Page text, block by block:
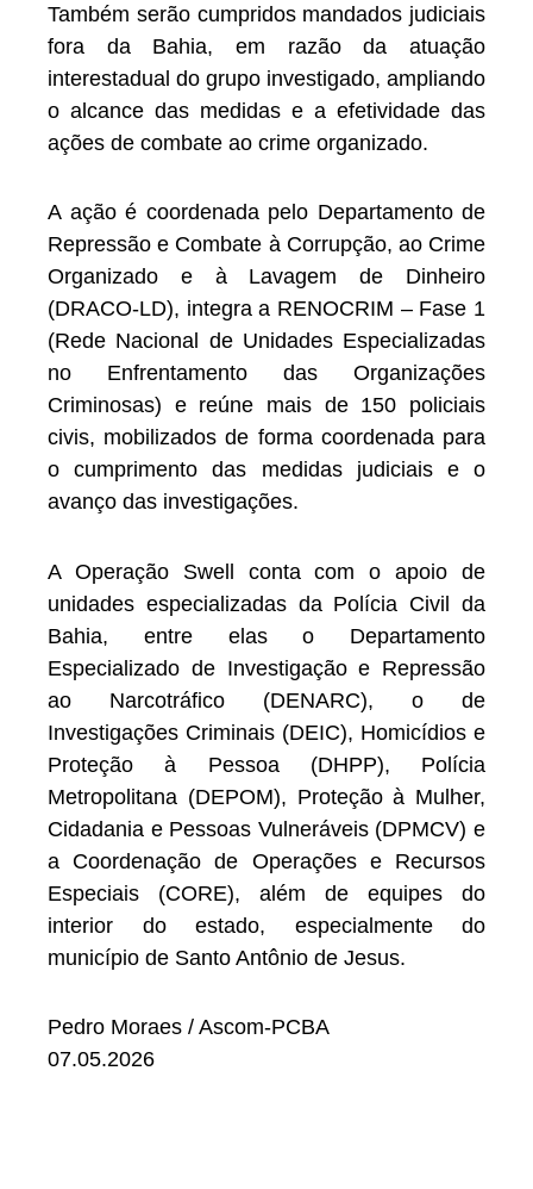
Também serão cumpridos mandados judiciais
fora da Bahia, em razão da atuação
interestadual do grupo investigado, ampliando
o alcance das medidas e a efetividade das
ações de combate ao crime organizado.
A ação é coordenada pelo Departamento de
Repressão e Combate à Corrupção, ao Crime
Organizado e à Lavagem de Dinheiro
(DRACO-LD), integra a RENOCRIM – Fase 1
(Rede Nacional de Unidades Especializadas
no Enfrentamento das Organizações
Criminosas) e reúne mais de 150 policiais
civis, mobilizados de forma coordenada para
o cumprimento das medidas judiciais e o
avanço das investigações.
A Operação Swell conta com o apoio de
unidades especializadas da Polícia Civil da
Bahia, entre elas o Departamento
Especializado de Investigação e Repressão
ao Narcotráfico (DENARC), o de
Investigações Criminais (DEIC), Homicídios e
Proteção à Pessoa (DHPP), Polícia
Metropolitana (DEPOM), Proteção à Mulher,
Cidadania e Pessoas Vulneráveis (DPMCV) e
a Coordenação de Operações e Recursos
Especiais (CORE), além de equipes do
interior do estado, especialmente do
município de Santo Antônio de Jesus.
Pedro Moraes / Ascom-PCBA
07.05.2026